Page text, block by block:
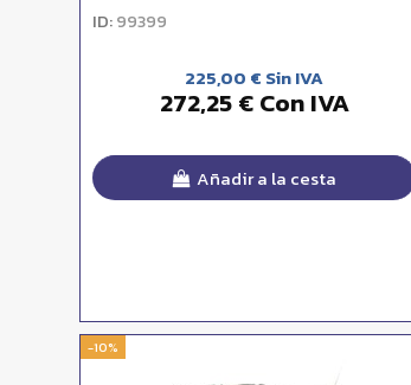
ID:99399
225,00 € Sin IVA
272,25 € Con IVA
Añadir a la cesta
-10%